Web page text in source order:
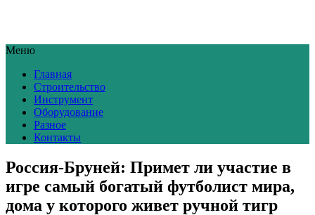
Меню
Главная
Строительство
Инструмент
Оборудование
Разное
Контакты
Россия-Бруней: Примет ли участие в
игре самый богатый футболист мира,
дома у которого живет ручной тигр